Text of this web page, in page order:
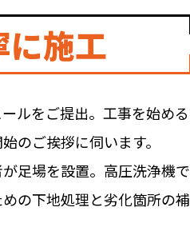
に施工
ルをご提出。工事を始める
のご挨拶に伺います。
足場を設置。高圧洗浄機で
の下地処理と劣化箇所の補